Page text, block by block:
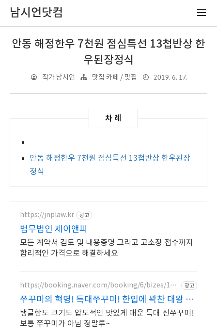
남시언닷컴
안동 해정한우 7천원 점심특선 13첩반상 한
우된장정식
작가 남시언 맛집 카페 / 맛집 2019. 6. 17.
안동 해정한우 7천원 점심특선 13첩반상 한우된장
정식
https://jnplaw.kr 광고
법무법인 제이앤피
모든 계약서 검토 및 내용증명 그리고 고소장 접수까지
합리적인 가격으로 해결하세요
https://booking.naver.com/booking/6/bizes/149
광고
쭈꾸미의 혁명! 특대쭈꾸미! 한입에 꽉찬 대왕 신
쭈꾸미!
탱글함도 크기도 압도적인 맛있게 매운 특대 신쭈꾸미!
보통 쭈꾸미가 아님 정말루~